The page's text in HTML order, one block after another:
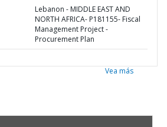
Lebanon - MIDDLE EAST AND
NORTH AFRICA- P181155- Fiscal
Management Project -
Procurement Plan
Vea más